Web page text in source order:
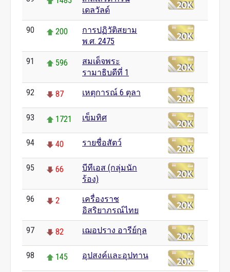
เดลวัลด์
90 200
การปฏิวัติสยาม
พ.ศ. 2475
91 596
สมเด็จพระ
รามาธิบดีที่ 1
92 87 เหตุการณ์ 6 ตุลา
93 1721 เข็มทิศ
94 40 รายชื่อสัตว์
95 66
บีทีเอส (กลุ่มนัก
ร้อง)
96 2
เครื่องราช
อิสริยาภรณ์ไทย
97 82 เฌอปราง อารีย์กุล
98 145 อุปสงค์และอุปทาน